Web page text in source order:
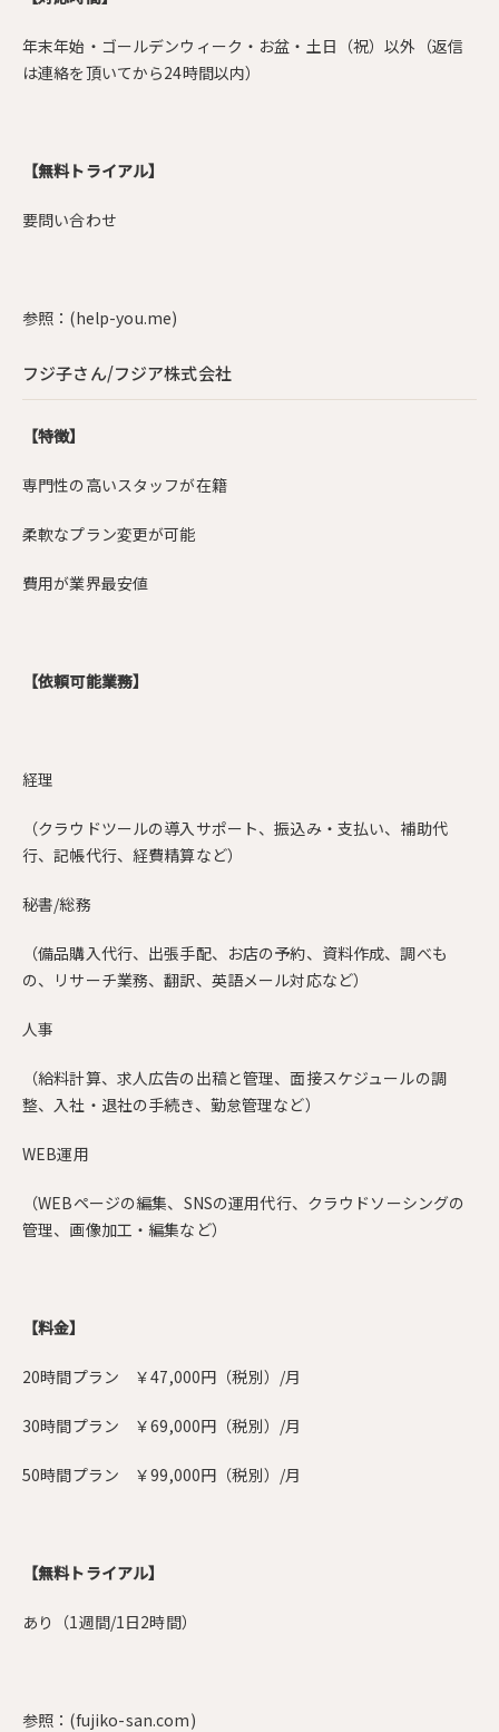
年末年始・ゴールデンウィーク・お盆・土日（祝）以外（返信
は連絡を頂いてから24時間以内）
【無料トライアル】
要問い合わせ
参照： (help-you.me)
フジ子さん/フジア株式会社
【特徴】
専門性の高いスタッフが在籍
柔軟なプラン変更が可能
費用が業界最安値
【依頼可能業務】
経理
（クラウドツールの導入サポート、振込み・支払い、補助代
行、記帳代行、経費精算など）
秘書/総務
（備品購入代行、出張手配、お店の予約、資料作成、調べも
の、リサーチ業務、翻訳、英語メール対応など）
人事
（給料計算、求人広告の出稿と管理、面接スケジュールの調
整、入社・退社の手続き、勤怠管理など）
WEB運用
（WEBページの編集、SNSの運用代行、クラウドソーシングの
管理、画像加工・編集など）
【料金】
20時間プラン ￥47,000円（税別）/月
30時間プラン ￥69,000円（税別）/月
50時間プラン ￥99,000円（税別）/月
【無料トライアル】
あり（1週間/1日2時間）
参照： (fujiko-san.com)